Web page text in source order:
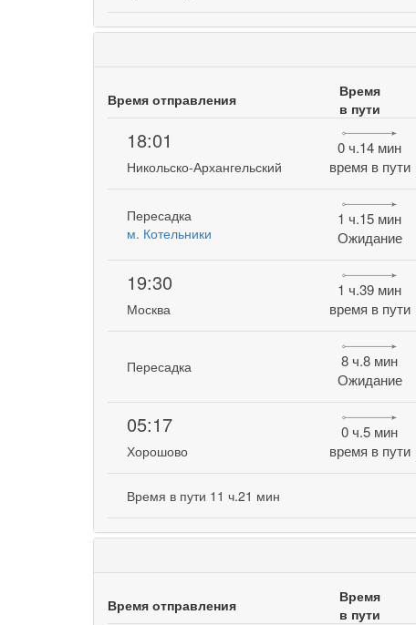
Время отправления
Время
в пути
18:01
Никольско-Архангельский
0 ч.14 мин
время в пути
Пересадка
м. Котельники
1 ч.15 мин
Ожидание
19:30
Москва
1 ч.39 мин
время в пути
Пересадка
8 ч.8 мин
Ожидание
05:17
Хорошово
0 ч.5 мин
время в пути
Время в пути 11 ч.21 мин
Время отправления
Время
в пути